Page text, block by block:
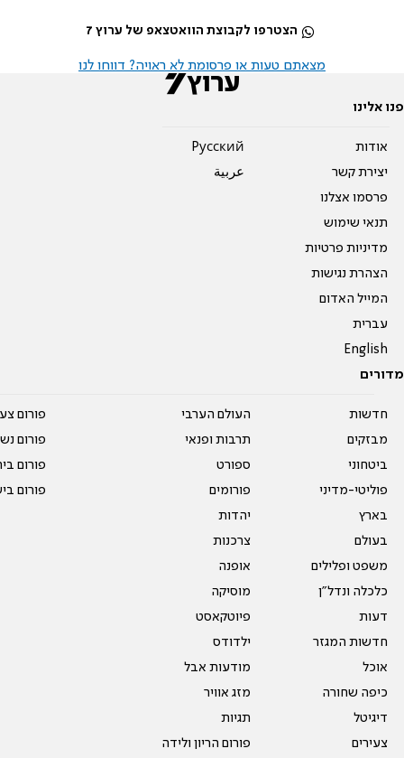
הצטרפו לקבוצת הוואטצאפ של ערוץ 7
מצאתם טעות או פרסומת לא ראויה? דווחו לנו
פנו אלינו
אודות
יצירת קשר
פרסמו אצלנו
תנאי שימוש
מדיניות פרטיות
הצהרת נגישות
המייל האדום
עברית
English
Pусский
عربية
מדורים
חדשות
מבזקים
ביטחוני
פוליטי-מדיני
בארץ
בעולם
משפט ופלילים
כלכלה ונדל"ן
דעות
חדשות המגזר
אוכל
כיפה שחורה
דיגיטל
צעירים
העולם הערבי
תרבות ופנאי
ספורט
פורומים
יהדות
צרכנות
אופנה
מוסיקה
פיוטקאסט
ילדודס
מודעות אבל
מזג אוויר
תגיות
פורום הריון ולידה
פורום
פורום
פורום
פורום